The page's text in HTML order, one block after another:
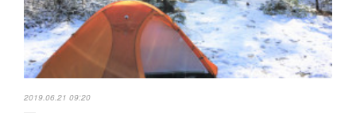
2019.06.21 09:20